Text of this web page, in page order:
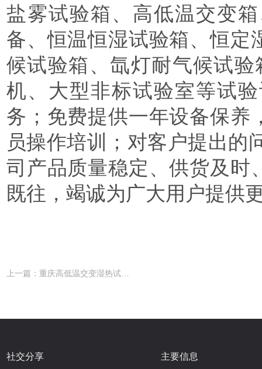
盐雾试验箱、高低温交变
备、恒温恒湿试验箱、恒定
候试验箱、氙灯耐气候试
机、大型非标试验室等试
务；免费提供一年设备保养
员操作培训；对客户提出
司产品质量稳定、供货及时
既往，竭诚为广大用户提
上一篇：重庆高低温交变湿热试验箱供应商 爱思普瑞品牌
社交分享 主要信息